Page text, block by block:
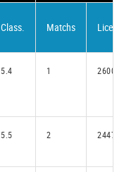
Class. Matchs
5.4 1 26006
5.5 2 24475